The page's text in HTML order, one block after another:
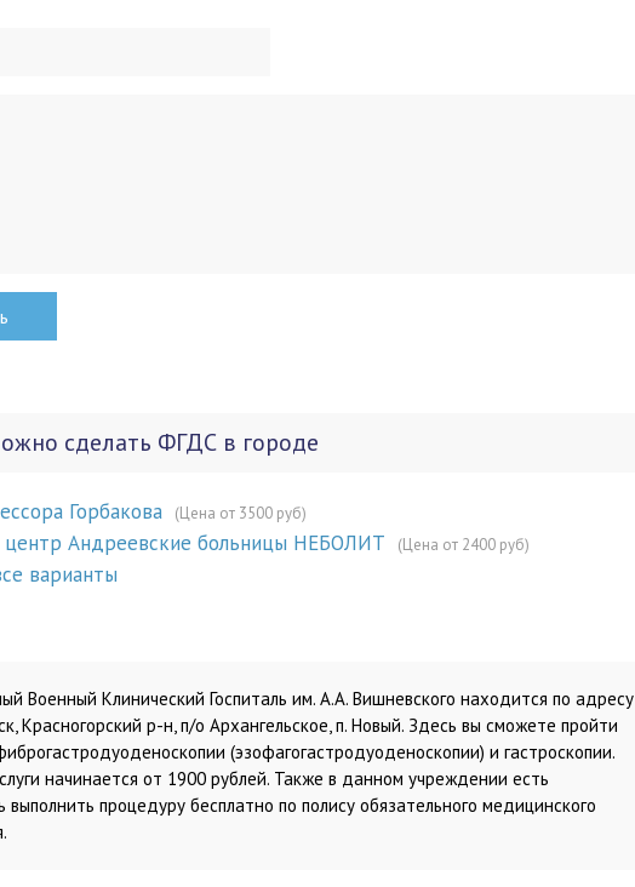
сделать ФГДС в городе
Горбакова (Цена от 3500 руб)
Андреевские больницы НЕБОЛИТ (Цена от 2400 руб)
варианты
Военный Клинический Госпиталь им. А.А. Вишневского находится по адресу
Красногорский р-н, п/о Архангельское, п. Новый. Здесь вы сможете пройти
(эзофагогастродуоденоскопии) и гастроскопии.
начинается от 1900 рублей. Также в данном учреждении есть
выполнить процедуру бесплатно по полису обязательного медицинского